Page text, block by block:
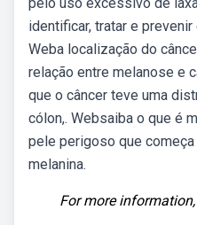
identificar, tratar e
Weba localização do
relação entre melanose e
que o câncer teve uma
cólon,. Websaiba o que é
pele perigoso que
melanina.
For more